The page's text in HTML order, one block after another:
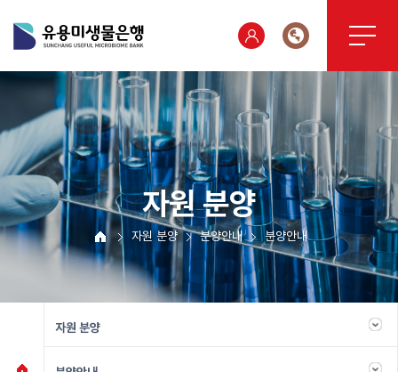
자원 분양
자원 분양 분양안내 분양안내
자원 분양